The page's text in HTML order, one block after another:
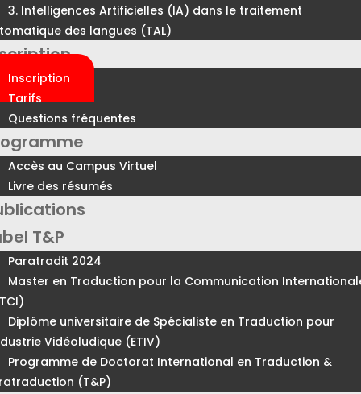
3. Intelligences Artificielles (IA) dans le traitement
des langues (TAL)
Inscription
Tarifs
Questions fréquentes
Accès au Campus Virtuel
Livre des résumés
T&P
Paratradit 2024
Master en Traduction pour la Communication
Diplôme universitaire de Spécialiste en Traduction pour
Vidéoludique (ETIV)
Programme de Doctorat International en Traduction &
(T&P)